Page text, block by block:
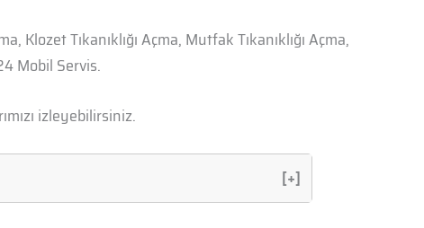
Klozet Tıkanıklığı Açma, Mutfak Tıkanıklığı Açma,
Mobil Servis.
izleyebilirsiniz.
[+]